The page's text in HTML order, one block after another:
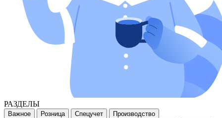
РАЗДЕЛЫ
Важное Розница Спецучет
Производство